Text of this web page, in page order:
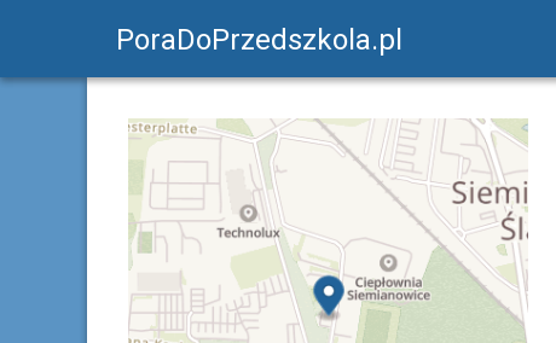
PoraDoPrzedszkola.pl